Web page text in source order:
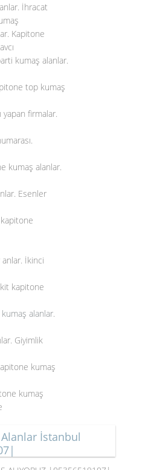
İhracat
Kapitone
kumaş alanlar.
top kumaş
yapan firmalar.
kumaş alanlar.
Esenler
İkinci
kapitone
alanlar.
Giyimlik
kumaş
kumaş
İstanbul